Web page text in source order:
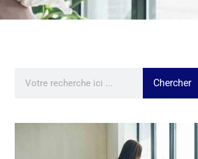
Chercher